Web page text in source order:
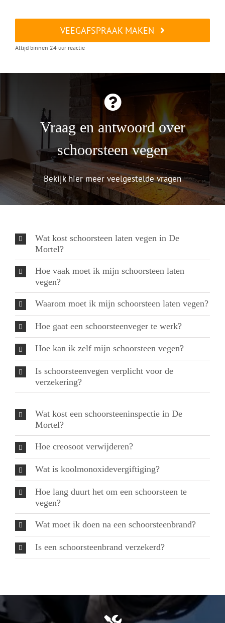
VEEGAFSPRAAK MAKEN
Altijd binnen 24 uur reactie
Vraag en antwoord over
schoorsteen vegen
Bekijk hier meer veelgestelde vragen
Wat kost schoorsteen laten vegen in De
Mortel?
Hoe vaak moet ik mijn schoorsteen laten
vegen?
Waarom moet ik mijn schoorsteen laten vegen?
Hoe gaat een schoorsteenveger te werk?
Hoe kan ik zelf mijn schoorsteen vegen?
Is schoorsteenvegen verplicht voor de
verzekering?
Wat kost een schoorsteeninspectie in De
Mortel?
Hoe creosoot verwijderen?
Wat is koolmonoxidevergiftiging?
Hoe lang duurt het om een schoorsteen te
vegen?
Wat moet ik doen na een schoorsteenbrand?
Is een schoorsteenbrand verzekerd?